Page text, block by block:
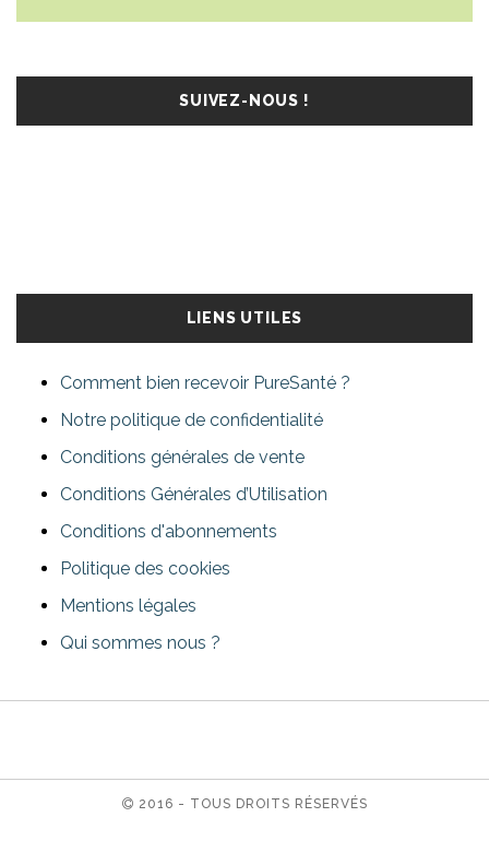
SUIVEZ-NOUS !
LIENS UTILES
Comment bien recevoir PureSanté ?
Notre politique de confidentialité
Conditions générales de vente
Conditions Générales d’Utilisation
Conditions d'abonnements
Politique des cookies
Mentions légales
Qui sommes nous ?
2016 - TOUS DROITS RÉSERVÉS